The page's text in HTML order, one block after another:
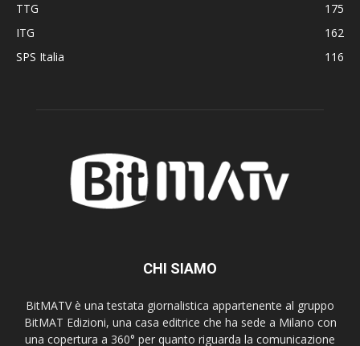
TTG
175
ITG
162
SPS Italia
116
CHI SIAMO
BitMATV è una testata giornalistica appartenente al gruppo
BitMAT Edizioni, una casa editrice che ha sede a Milano con
una copertura a 360° per quanto riguarda la comunicazione